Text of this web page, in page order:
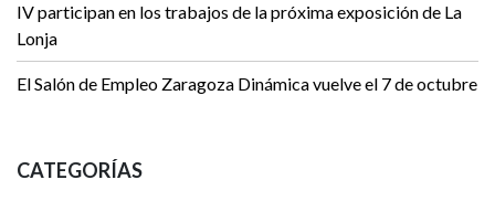
IV participan en los trabajos de la próxima exposición de La
Lonja
El Salón de Empleo Zaragoza Dinámica vuelve el 7 de octubre
CATEGORÍAS